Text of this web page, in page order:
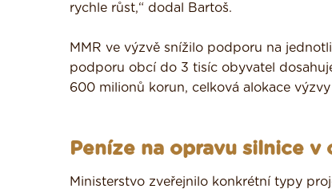
rychle růst,“ dodal Bartoš.
MMR ve výzvě snížilo podporu na
podporu obcí do 3 tisíc obyvatel
600 milionů korun, celková alokace
Peníze na opravu silnice
Ministerstvo zveřejnilo konkrétní typy